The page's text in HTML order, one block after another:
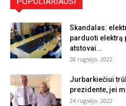
Skandalas:
parduoti elektrą
atstovai...
28 rugsėjo, 2022
Jurbarkiečiui
prezidente, jei
24 rugsėjo, 2022